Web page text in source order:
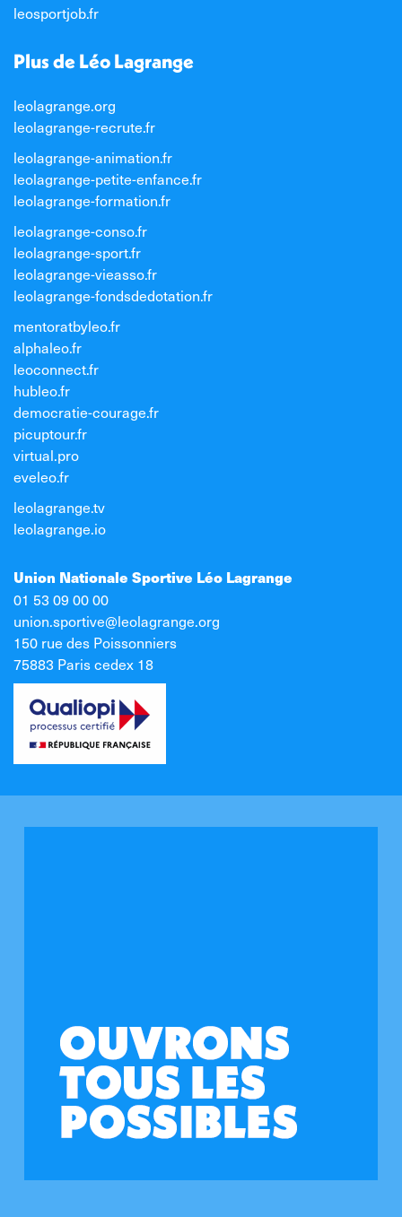
leosportjob.fr
Plus de Léo Lagrange
leolagrange.org
leolagrange-recrute.fr
leolagrange-animation.fr
leolagrange-petite-enfance.fr
leolagrange-formation.fr
leolagrange-conso.fr
leolagrange-sport.fr
leolagrange-vieasso.fr
leolagrange-fondsdedotation.fr
mentoratbyleo.fr
alphaleo.fr
leoconnect.fr
hubleo.fr
democratie-courage.fr
picuptour.fr
virtual.pro
eveleo.fr
leolagrange.tv
leolagrange.io
Union Nationale Sportive Léo Lagrange
01 53 09 00 00
union.sportive@leolagrange.org
150 rue des Poissonniers
75883 Paris cedex 18